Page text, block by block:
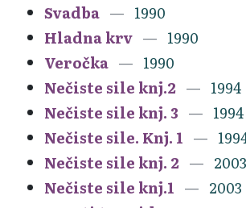
Svadba
1990
Hladna krv
1990
Veročka
1990
Nečiste sile knj.2
1994
Nečiste sile knj. 3
1994
Nečiste sile. Knj. 1
Nečiste sile knj. 2
2003
Nečiste sile knj.1
2003